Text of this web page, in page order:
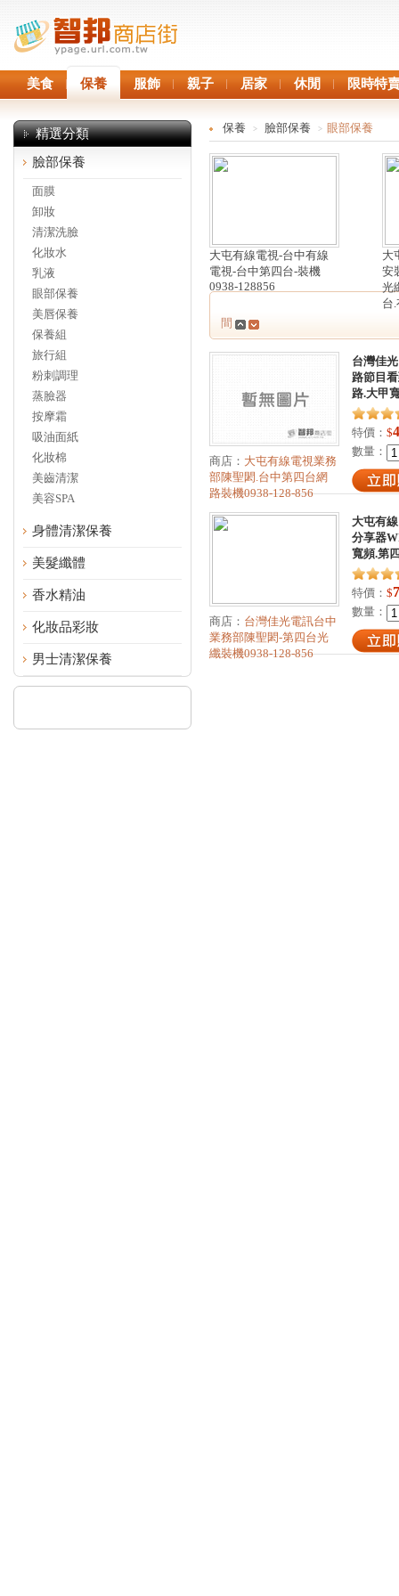
美食 保養 服飾 親子 居家 休閒 限時特
精選分類
臉部保養
面膜
卸妝
清潔洗臉
化妝水
乳液
眼部保養
美唇保養
保養組
旅行組
粉刺調理
蒸臉器
按摩霜
吸油面紙
化妝棉
美齒清潔
美容SPA
身體清潔保養
美髮纖體
香水精油
化妝品彩妝
男士清潔保養
保養 > 臉部保養 > 眼部保養
大屯有線電視-台中有線
電視-台中第四台-裝機
0938-128856
大
安
光
台
間
商店： 大屯有線電視業務
部陳聖閎.台中第四台網
路裝機0938-128-856
台灣佳
路節目
路.大甲
特價： $
數量：
商店： 台灣佳光電訊台中
業務部陳聖閎-第四台光
纖裝機0938-128-856
大屯有
分享器
寬頻.第
特價： $
數量：